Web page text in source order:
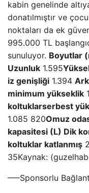
kabin genelinde
donatılmıştır ve
noktaları da ek
995.000 TL
sunuluyor. Boyutlar
Uzunluk 1.595
iz genişliği 1.394
minimum yükseklik
koltuklarserbest
1.085 820Omuz
kapasitesi (L) Dik
koltuklar katlanmış
35Kaynak:
—–Sponsorlu